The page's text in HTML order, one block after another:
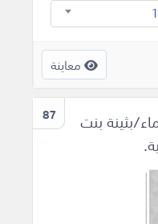
معاينة
87
بثينة بنت